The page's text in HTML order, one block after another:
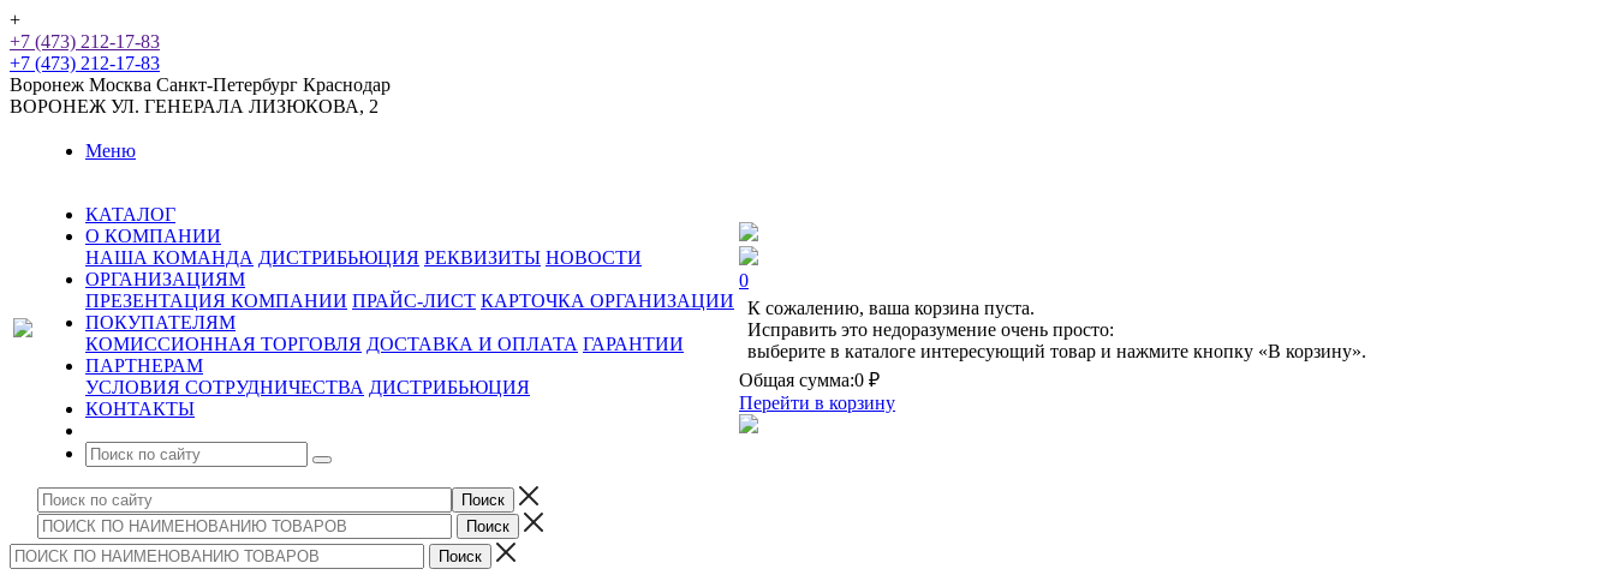
+
+7 (473) 212-17-83
+7 (473) 212-17-83
Воронеж Москва Санкт-Петербург Краснодар
ВОРОНЕЖ УЛ. ГЕНЕРАЛА ЛИЗЮКОВА, 2
Меню
КАТАЛОГ
О КОМПАНИИ
НАША КОМАНДА ДИСТРИБЬЮЦИЯ РЕКВИЗИТЫ НОВОСТИ
ОРГАНИЗАЦИЯМ
ПРЕЗЕНТАЦИЯ КОМПАНИИ ПРАЙС-ЛИСТ КАРТОЧКА ОРГАНИЗАЦИИ
ПОКУПАТЕЛЯМ
КОМИССИОННАЯ ТОРГОВЛЯ ДОСТАВКА И ОПЛАТА ГАРАНТИИ
ПАРТНЕРАМ
УСЛОВИЯ СОТРУДНИЧЕСТВА ДИСТРИБЬЮЦИЯ
КОНТАКТЫ
0
К сожалению, ваша корзина пуста.
Исправить это недоразумение очень просто:
выберите в каталоге интересующий товар и нажмите кнопку «В корзину».
Общая сумма:0 ₽
Перейти в корзину